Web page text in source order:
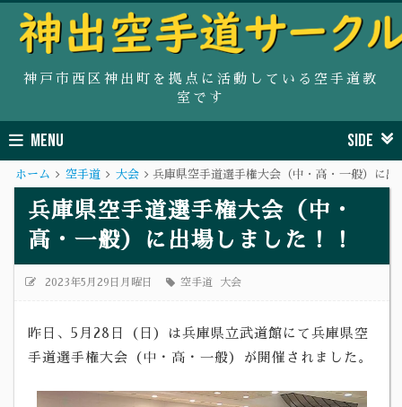
神戸市西区神出町を拠点に活動している空手道教
室です
MENU SIDE
ホーム 空手道 大会 兵庫県空手道選手権大会（中・高・一般）に出
兵庫県空手道選手権大会（中・
高・一般）に出場しました！！
2023年5月29日月曜日 空手道 大会
昨日、5月28日（日）は兵庫県立武道館にて兵庫県空
手道選手権大会（中・高・一般）が開催されました。